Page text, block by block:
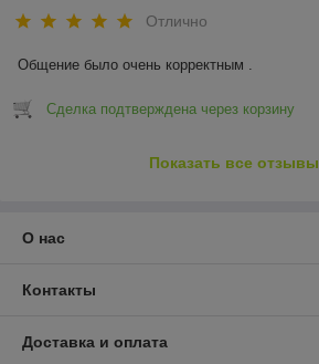
Отлично
Общение было очень корректным .
Сделка подтверждена через корзину
Показать все отзывы
О нас
Контакты
Доставка и оплата